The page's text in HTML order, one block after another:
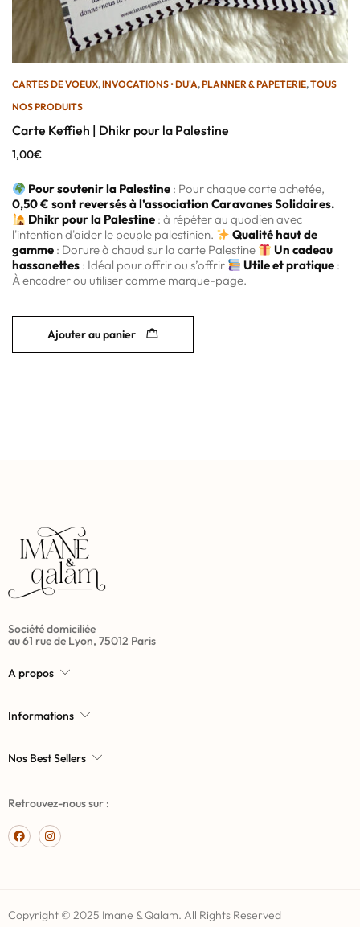
CARTES DE VOEUX,INVOCATIONS • DU'A,PLANNER & PAPETERIE,TOUS
NOS PRODUITS
Carte Keffieh | Dhikr pour la Palestine
1,00€
Pour soutenir la Palestine : Pour chaque carte achetée,
0,50 € sont reversés à l’association Caravanes Solidaires.
Dhikr pour la Palestine : à répéter au quodien avec
l'intention d'aider le peuple palestinien.
Qualité haut de
gamme : Dorure à chaud sur la carte Palestine
Un cadeau
hassanettes : Idéal pour offrir ou s’offrir Utile et pratique :
À encadrer ou utiliser comme marque-page.
Ajouter au panier
Société domiciliée
au 61 rue de Lyon, 75012 Paris
A propos
Informations
Nos Best Sellers
Retrouvez-nous sur :
Copyright © 2025 Imane & Qalam. All Rights Reserved